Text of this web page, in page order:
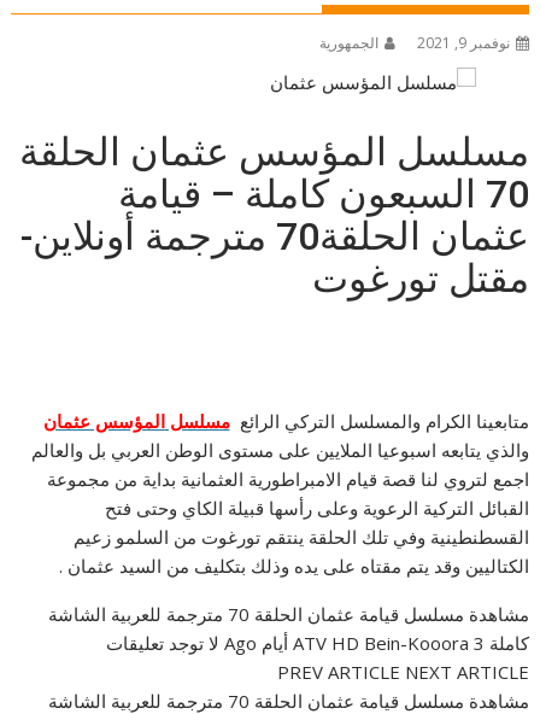
نوفمبر 9, 2021 الجمهورية
مسلسل المؤسس عثمان الحلقة
70 السبعون كاملة – قيامة
عثمان الحلقة70 مترجمة أونلاين-
مقتل تورغوت
متابعينا الكرام والمسلسل التركي الرائعمسلسل المؤسس عثمان
والذي يتابعه اسبوعيا الملايين على مستوى الوطن العربي بل والعالم
اجمع لتروي لنا قصة قيام الامبراطورية العثمانية بداية من مجموعة
القبائل التركية الرعوية وعلى رأسها قبيلة الكاي وحتى فتح
القسطنطينية وفي تلك الحلقة ينتقم تورغوت من السلمو زعيم
الكتاليين وقد يتم مقتاه على يده وذلك بتكليف من السيد عثمان .
مشاهدة مسلسل قيامة عثمان الحلقة 70 مترجمة للعربية الشاشة
كاملة ATV HD Bein-Kooora 3 أيام Ago لا توجد تعليقات
PREV ARTICLE NEXT ARTICLE
مشاهدة مسلسل قيامة عثمان الحلقة 70 مترجمة للعربية الشاشة